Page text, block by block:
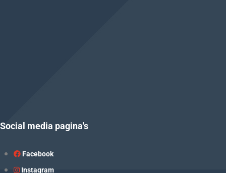
Social media pagina's
Facebook
Instagram